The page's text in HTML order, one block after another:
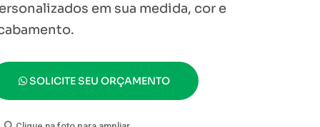
em sua medida, cor e
SOLICITE SEU ORÇAMENTO